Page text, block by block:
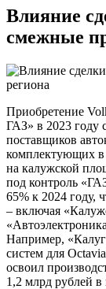
Влияние
смежные
Приобретение
ГАЗ» в 2023 году
поставщиков
комплектующих в
на калужской
под контроль
65% к 2024 году,
– включая
Например,
систем для
освоил
1,2 млрд рублей в